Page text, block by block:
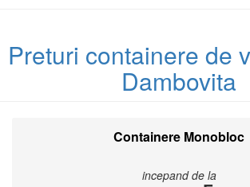
Preturi containere de
Dambovita
Containere Monobloc
incepand de la